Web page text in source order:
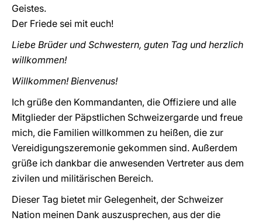
Geistes.
Der Friede sei mit euch!
Liebe Brüder und Schwestern, guten Tag und herzlich
willkommen!
Willkommen! Bienvenus!
Ich grüße den Kommandanten, die Offiziere und alle
Mitglieder der Päpstlichen Schweizergarde und freue
mich, die Familien willkommen zu heißen, die zur
Vereidigungszeremonie gekommen sind. Außerdem
grüße ich dankbar die anwesenden Vertreter aus dem
zivilen und militärischen Bereich.
Dieser Tag bietet mir Gelegenheit, der Schweizer
Nation meinen Dank auszusprechen, aus der die